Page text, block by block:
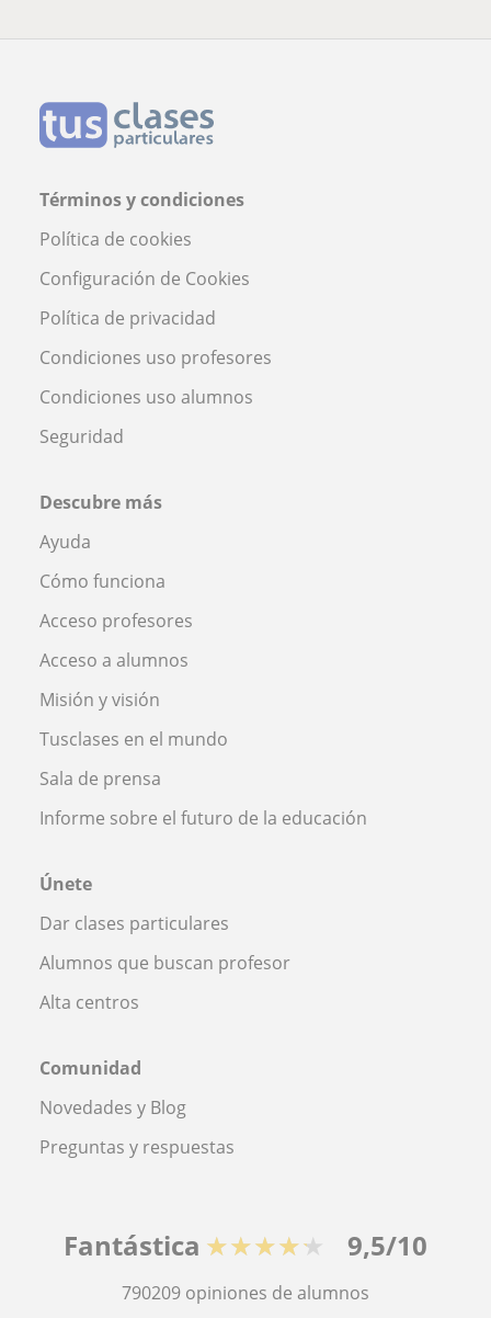
Términos y condiciones
Política de cookies
Configuración de Cookies
Política de privacidad
Condiciones uso profesores
Condiciones uso alumnos
Seguridad
Descubre más
Ayuda
Cómo funciona
Acceso profesores
Acceso a alumnos
Misión y visión
Tusclases en el mundo
Sala de prensa
Informe sobre el futuro de la educación
Únete
Dar clases particulares
Alumnos que buscan profesor
Alta centros
Comunidad
Novedades y Blog
Preguntas y respuestas
Fantástica ★★★★★ 9,5/10
790209 opiniones de alumnos